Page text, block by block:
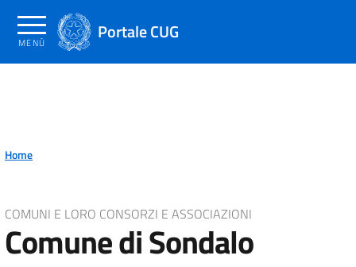
contenuto
principale
Portale CUG
MENÙ
Home
COMUNI E LORO CONSORZI E ASSOCIAZIONI
Comune di Sondalo